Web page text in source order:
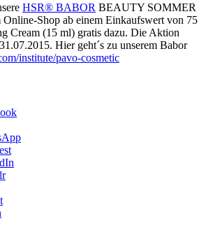
HSR® BABOR BEAUTY SOMMER
Shop ab einem Einkaufswert von 75
Cream (15 ml) gratis dazu. Die Aktion
Hier geht´s zu unserem Babor
institute/pavo-cosmetic